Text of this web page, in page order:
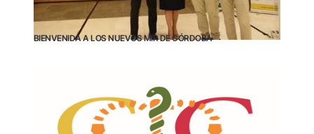
BIENVENIDA A LOS NUEVOS MIR DE CÓRDOBA